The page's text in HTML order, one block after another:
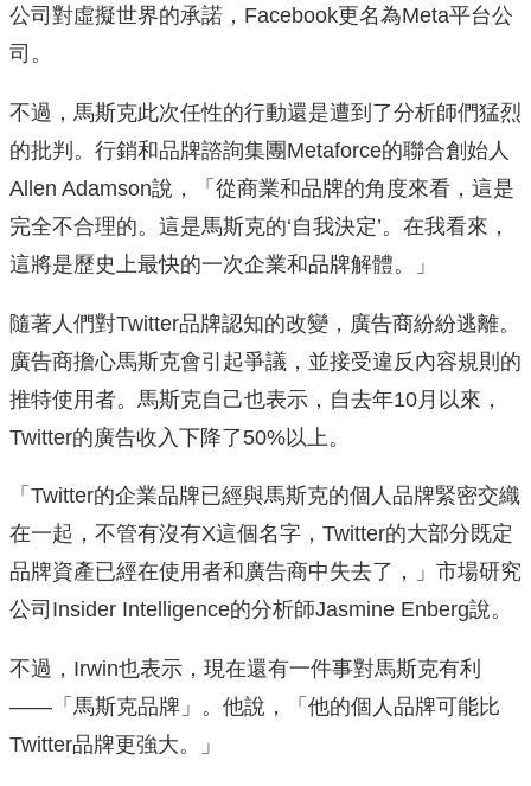
公司對虛擬世界的承諾，Facebook更名為Meta平台公
司。
不過，馬斯克此次任性的行動還是遭到了分析師們猛烈
的批判。行銷和品牌諮詢集團Metaforce的聯合創始人
Allen Adamson說，「從商業和品牌的角度來看，這是
完全不合理的。這是馬斯克的‘自我決定’。在我看來，
這將是歷史上最快的一次企業和品牌解體。」
隨著人們對Twitter品牌認知的改變，廣告商紛紛逃離。
廣告商擔心馬斯克會引起爭議，並接受違反內容規則的
推特使用者。馬斯克自己也表示，自去年10月以來，
Twitter的廣告收入下降了50%以上。
「Twitter的企業品牌已經與馬斯克的個人品牌緊密交織
在一起，不管有沒有X這個名字，Twitter的大部分既定
品牌資產已經在使用者和廣告商中失去了，」市場研究
公司Insider Intelligence的分析師Jasmine Enberg說。
不過，Irwin也表示，現在還有一件事對馬斯克有利
——「馬斯克品牌」。他說，「他的個人品牌可能比
Twitter品牌更強大。」